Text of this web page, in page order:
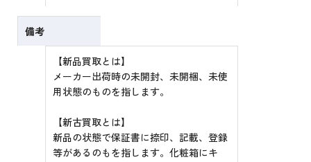
備考
【新品買取とは】
メーカー出荷時の未開封、未開梱、未使
用状態のものを指します。
【新古買取とは】
新品の状態で保証書に捺印、記載、登録
等があるのもを指します。化粧箱にキ